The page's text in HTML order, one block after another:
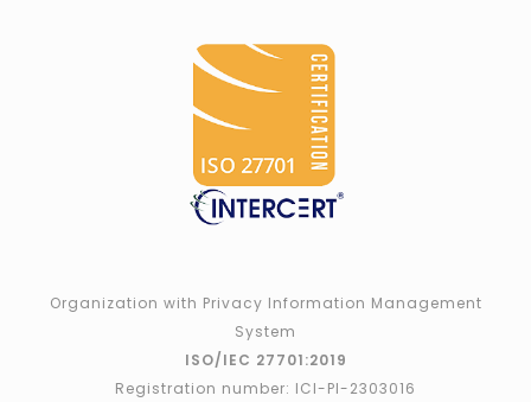
Organization with Privacy Information Management
System
ISO/IEC 27701:2019
Registration number: ICI-PI-2303016